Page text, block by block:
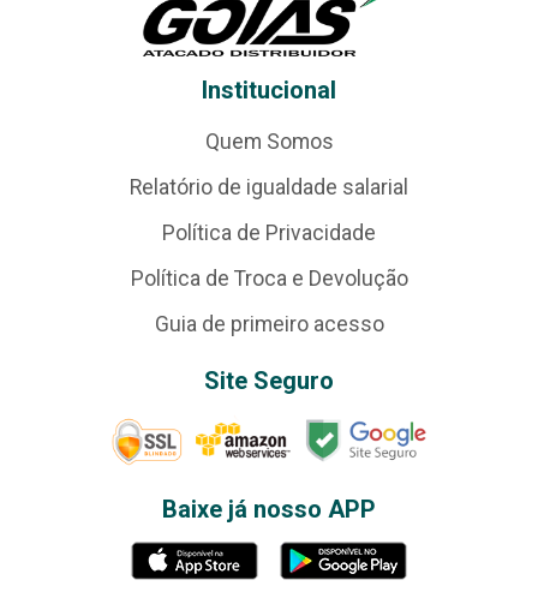
Institucional
Quem Somos
Relatório de igualdade salarial
Política de Privacidade
Política de Troca e Devolução
Guia de primeiro acesso
Site Seguro
Baixe já nosso APP